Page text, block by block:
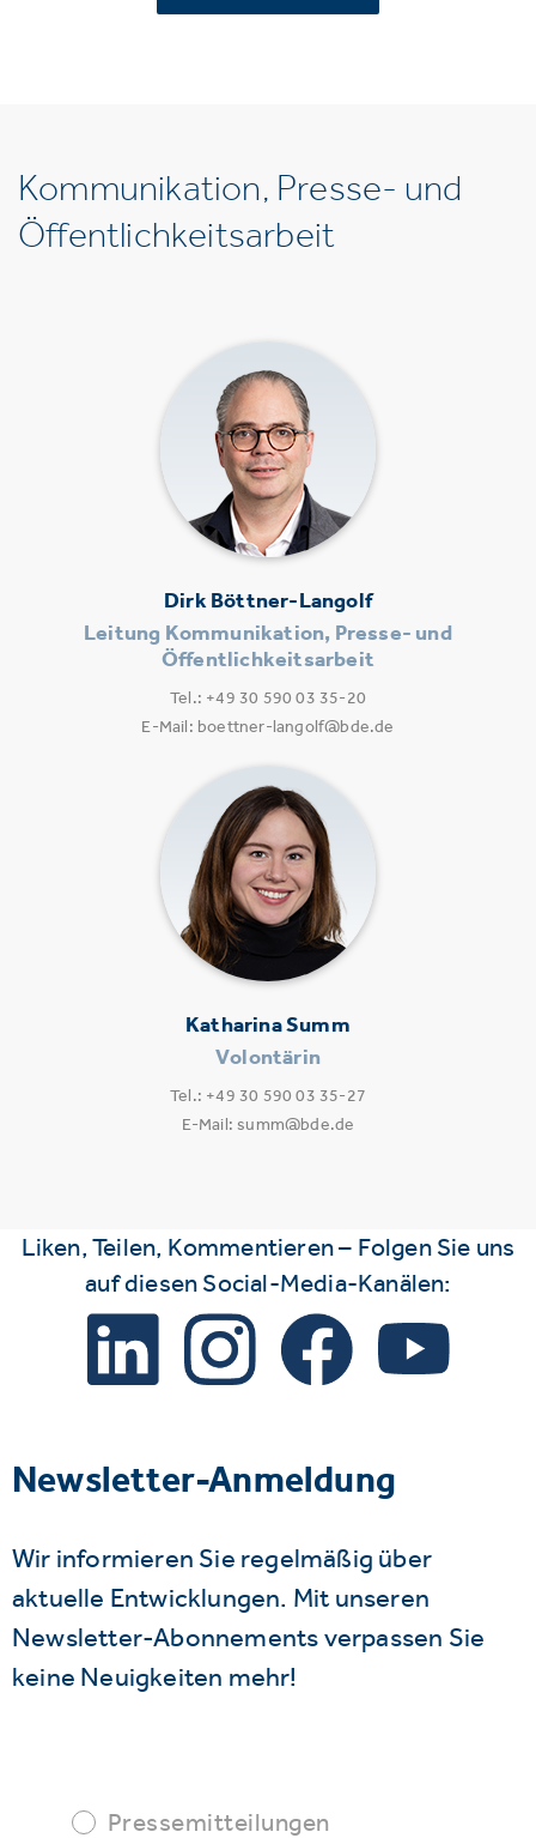
Kommunikation, Presse- und
Öffentlichkeitsarbeit
Dirk Böttner-Langolf
Leitung Kommunikation, Presse- und
Öffentlichkeitsarbeit
Tel.: +49 30 590 03 35-20
E-Mail: boettner-langolf@bde.de
Katharina Summ
Volontärin
Tel.: +49 30 590 03 35-27
E-Mail: summ@bde.de
Liken, Teilen, Kommentieren – Folgen Sie uns
auf diesen Social-Media-Kanälen:
Newsletter-Anmeldung
Wir informieren Sie regelmäßig über
aktuelle Entwicklungen. Mit unseren
Newsletter-Abonnements verpassen Sie
keine Neuigkeiten mehr!
Pressemitteilungen